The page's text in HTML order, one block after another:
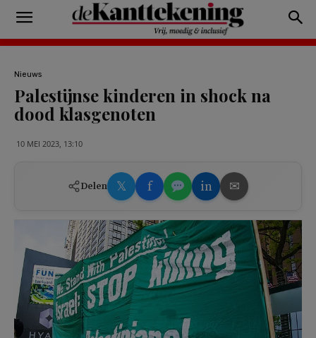
Nieuws
Palestijnse kinderen in shock na
dood klasgenoten
10 MEI 2023, 13:10
Delen 𝕏 f in ✉